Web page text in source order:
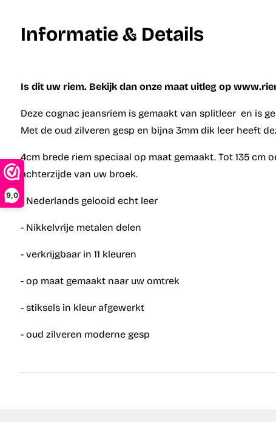
9,0
Informatie & Details
Is dit uw riem. Bekijk dan onze maat uitleg op
Deze cognac jeansriem is gemaakt van splitleer en is
Met de oud zilveren gesp en bijna 3mm dik leer heeft
4cm brede riem speciaal op maat gemaakt. Tot 135 cm
achterzijde van uw broek.
- Nederlands gelooid echt leer
- Nikkelvrije metalen delen
- verkrijgbaar in 11 kleuren
- op maat gemaakt naar uw omtrek
- stiksels in kleur afgewerkt
- oud zilveren moderne gesp